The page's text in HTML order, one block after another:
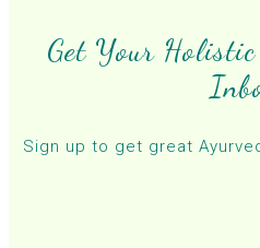
Get Your
Sign up to get great